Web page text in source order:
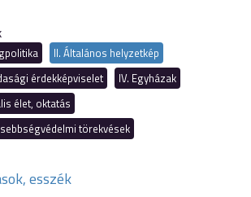
II. Általános helyzetkép
érdekképviselet
IV. Egyházak
élet, oktatás
törekvések
esszék